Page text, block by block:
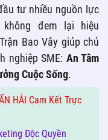
tư nhiều nguồn lực
đem lại hiệu
Bao Vây giúp chủ
nghiệp SME: An Tâm
Cuộc Sống.
HẢI Cam Kết Trực
Độc Quyền